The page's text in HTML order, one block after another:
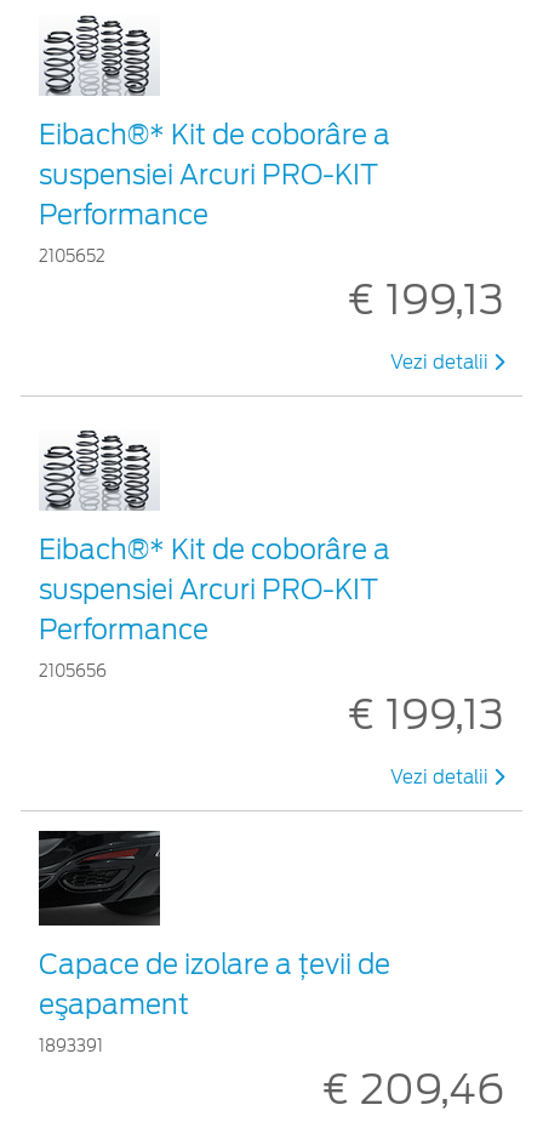
Eibach®* Kit de coborâre a
suspensiei Arcuri PRO-KIT
Performance
2105652
€ 199,13
Vezi detalii
Eibach®* Kit de coborâre a
suspensiei Arcuri PRO-KIT
Performance
2105656
€ 199,13
Vezi detalii
Capace de izolare a ţevii de
eşapament
1893391
€ 209,46